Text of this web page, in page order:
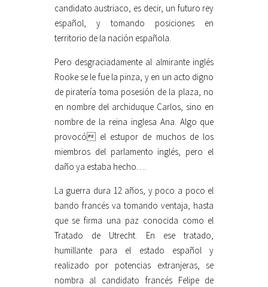
candidato austriaco, es decir, un futuro rey
español, y tomando posiciones en
territorio de la nación española.
Pero desgraciadamente al almirante inglés
Rooke se le fue la pinza, y en un acto digno
de piratería toma posesión de la plaza, no
en nombre del archiduque Carlos, sino en
nombre de la reina inglesa Ana. Algo que
provocó el estupor de muchos de los
miembros del parlamento inglés, pero el
daño ya estaba hecho….
La guerra dura 12 años, y poco a poco el
bando francés va tomando ventaja, hasta
que se firma una paz conocida como el
Tratado de Utrecht. En ese tratado,
humillante para el estado español y
realizado por potencias extranjeras, se
nombra al candidato francés Felipe de